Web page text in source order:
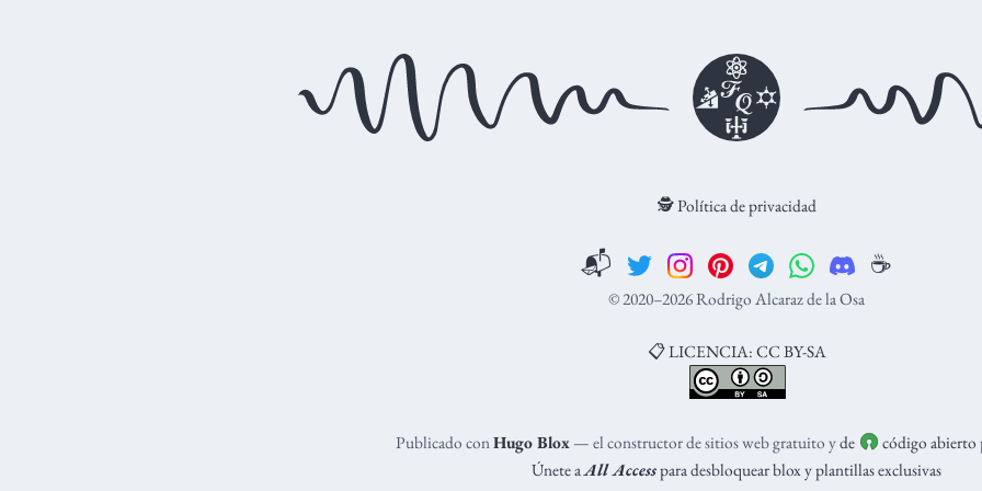
🕵️ Política de privacidad
📬 ☕️
© 2020–2026 Rodrigo Alcaraz de la Osa
📋 LICENCIA: CC BY-SA
Publicado conHugo Blox— el constructor de sitios web gratuito yde código abierto
Únete aAll Accesspara desbloquear blox y plantillas exclusivas